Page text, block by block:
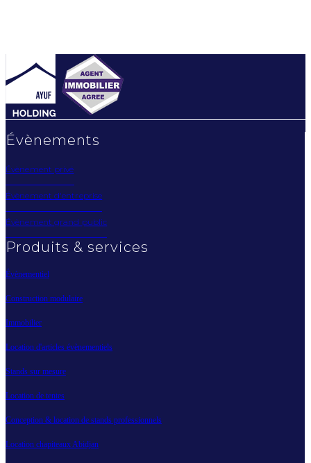
Évènements
Évènement privé
Évènement d'entreprise
Évènement grand public
Produits & services
Évènementiel
Construction modulaire
Immobilier
Location d'articles évènementiels
Stands sur mesure
Location de tentes
Conception & location de stands professionnels
Location chapiteaux Abidjan